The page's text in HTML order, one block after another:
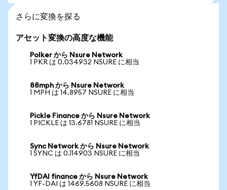
さらに変換を探る
アセット変換の高度な機能
Polker から Nsure Network
1 PKR は 0.034932 NSURE に相当
88mph から Nsure Network
1 MPH は 14.8957 NSURE に相当
Pickle Finance から Nsure Network
1 PICKLE は 13.6781 NSURE に相当
Sync Network から Nsure Network
1 SYNC は 0.114903 NSURE に相当
YfDAI finance から Nsure Network
1 YF-DAI は 1469.5608 NSURE に相当